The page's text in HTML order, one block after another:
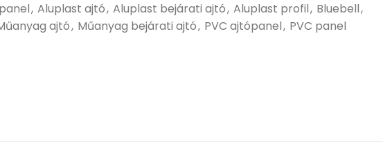
, Aluplast ajtó, Aluplast bejárati ajtó, Aluplast profil, Bluebell,
ajtó, Műanyag bejárati ajtó, PVC ajtópanel, PVC panel